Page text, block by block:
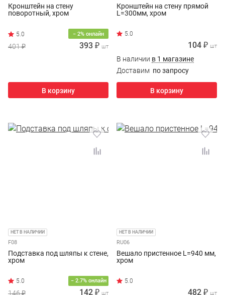
Кронштейн на стену
поворотный, хром
− 2% онлайн
401 ₽ 393 ₽ шт
В корзину
Кронштейн на стену прямой
L=300мм, хром
104 ₽ шт
В наличии в 1 магазине
Доставим по запросу
В корзину
НЕТ В НАЛИЧИИ
F08
Подставка под шляпы к стене,
хром
− 2.7% онлайн
146 ₽ 142 ₽ шт
НЕТ В НАЛИЧИИ
RU06
Вешало пристенное L=940 мм,
хром
482 ₽ шт